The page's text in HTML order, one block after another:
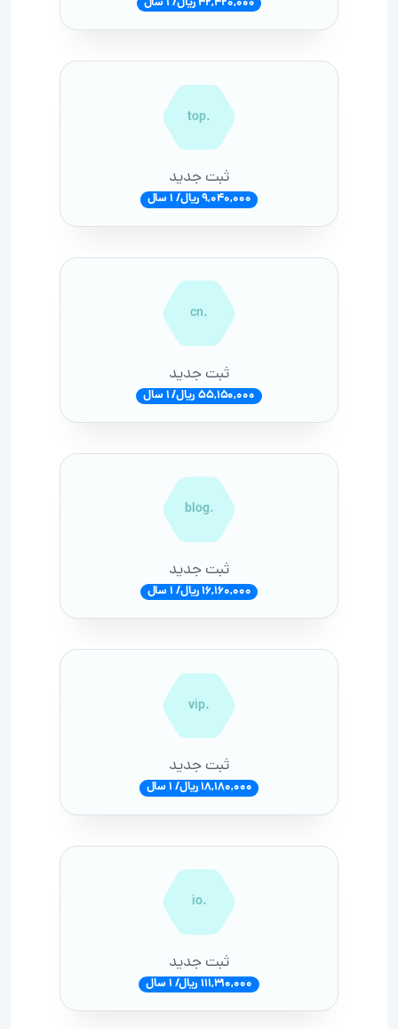
.top
ثبت جدید
9,040,000 ریال/ 1 سال
.cn
ثبت جدید
55,150,000 ریال/ 1 سال
.blog
ثبت جدید
16,160,000 ریال/ 1 سال
.vip
ثبت جدید
18,180,000 ریال/ 1 سال
.io
ثبت جدید
111,310,000 ریال/ 1 سال